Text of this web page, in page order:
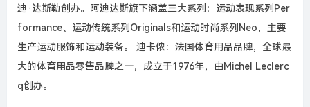
迪·达斯勒创办。阿迪达斯旗下涵盖三大系列：运动表现系列Per
formance、运动传统系列Originals和运动时尚系列Neo，主要
生产运动服饰和运动装备。 迪卡侬：法国体育用品品牌，全球最
大的体育用品零售品牌之一，成立于1976年，由Michel Leclerc
q创办。